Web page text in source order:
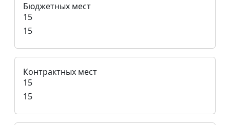
Бюджетных мест
15
15
Контрактных мест
15
15